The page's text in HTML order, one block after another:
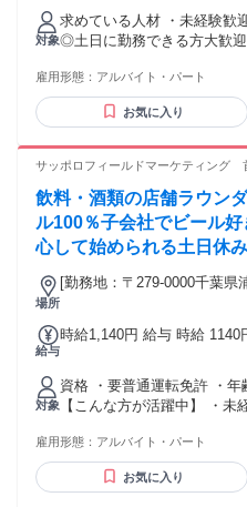
出せる方 ★プロとしての「こだわり」をここで！ ￣￣Ｖ￣￣
￣￣￣￣￣￣￣￣￣￣￣￣
は「成約率に直結するパス
ください◎
★日収1万1900円も可能です♪
・・・・・・・・・・・・・・・ ★交通費全額支
￣￣￣￣￣￣ 通勤時間に応
500円 ■片道1.5時間～／
￣￣￣￣￣￣ ◎一都三県を
週により異なります。
対象
求めている人材 ・未経験歓
◎土日に勤務できる方大歓
です！！ ・・・・・・・・・・・・・・・・ 【 働き方はい
ろいろ！ 】 ￣￣￣￣￣￣￣
談ＯＫ！ ✅平日週5日でし
など・・・ 働き方の希望は
中！ 】 ￣￣￣￣￣￣￣￣￣
働く主婦(夫)さん ✅Ｗワー
て稼ぎたいフリーターさん
・・・・・・・・・・・・・・・・・・ ★
の声 ★ ￣￣￣￣￣￣￣￣￣
が身に付いたり、 お客様や
人や接客好きの方には ピッ
社1年目／フリーター・30代Ｂさん＞ 出産を
の仕事復帰に始めました。
容の知識がどんどん身に付
す！ ＜入社2年目／主婦・40
雇用形態： アルバイト・パート
お気に入り
サッポロフィールドマーケティング
飲料・酒類の店舗ラウン
ル100％子会社でビール
心して始められる土日休
場所
[勤務地：〒279-0000千葉県
給与
時給1,140円 給与 時給
勤手当 1,100円／日 ※1日4時
費：交通費支給 ・電車、バ
走行距離数を基に算出 ・高
対象
資格 ・要普通運転免許 ・
【こんな方が活躍中】 ・
業、接客、販売を経験され
経験、スーパーやドラッグ
経験など 勤務先は30代を
雇用形態： アルバイト・パート
お気に入り